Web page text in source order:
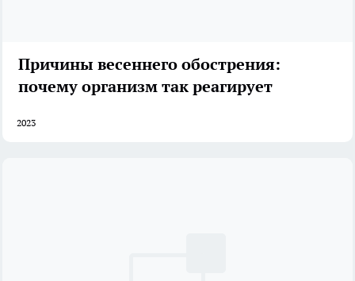
Причины весеннего обострения:
почему организм так реагирует
2023